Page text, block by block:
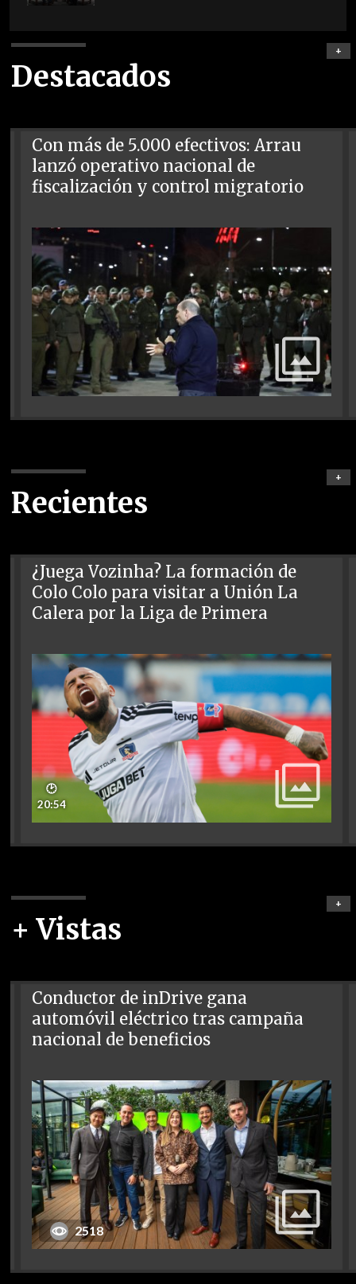
Destacados
+
Con más de 5.000 efectivos: Arrau
lanzó operativo nacional de
fiscalización y control migratorio
Recientes
+
¿Juega Vozinha? La formación de
Colo Colo para visitar a Unión La
Calera por la Liga de Primera
🕑
20:54
+ Vistas
+
Conductor de inDrive gana
automóvil eléctrico tras campaña
nacional de beneficios
2518